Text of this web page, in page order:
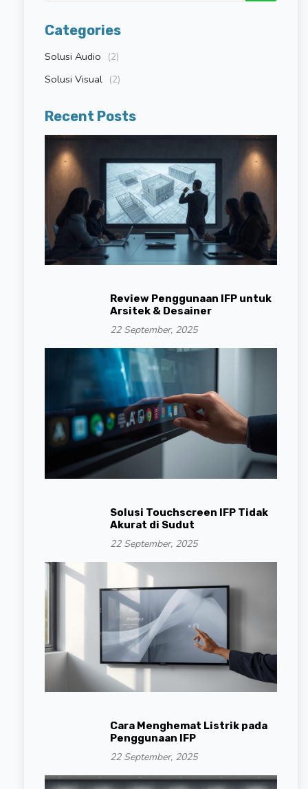
Categories
Solusi Audio (2)
Solusi Visual (2)
Recent Posts
Review Penggunaan IFP untuk
Arsitek & Desainer
22 September, 2025
Solusi Touchscreen IFP Tidak
Akurat di Sudut
22 September, 2025
Cara Menghemat Listrik pada
Penggunaan IFP
22 September, 2025